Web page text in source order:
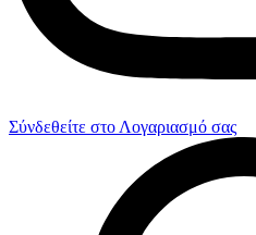
Σύνδεθείτε στο Λογαριασμό σας